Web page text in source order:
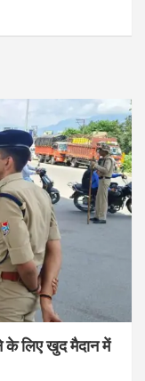
लिए खुद मैदान में